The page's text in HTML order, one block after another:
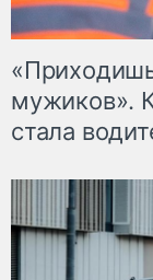
мужиков».
стала